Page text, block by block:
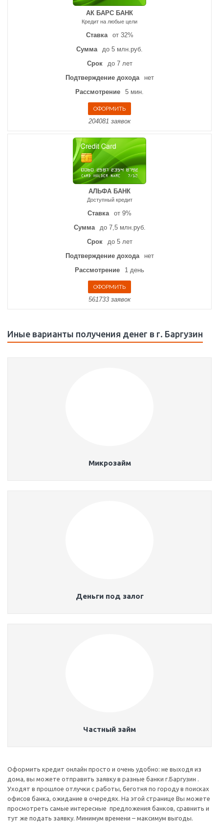
АК БАРС БАНК
Кредит на любые цели
Ставка
от 32%
Сумма
до 5 млн.руб.
Срок
до 7 лет
Подтверждение дохода
нет
Рассмотрение
5 мин.
204081 заявок
АЛЬФА БАНК
Доступный кредит
Ставка
от 9%
Сумма
до 7,5 млн.руб.
Срок
до 5 лет
Подтверждение дохода
нет
Рассмотрение
1 день
561733 заявок
Иные варианты получения денег в г. Баргузин
Микрозайм
Деньги под залог
Частный займ
Оформить кредит онлайн просто и очень удобно: не выходя из
дома, вы можете отправить заявку в разные банки г.Баргузин .
Уходят в прошлое отлучки с работы, беготня по городу в поисках
офисов банка, ожидание в очередях. На этой странице Вы можете
просмотреть самые интересные предложения банков, сравнить и
тут же подать заявку. Минимум времени – максимум выгоды.